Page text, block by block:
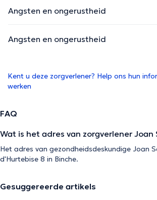
Angsten en ongerustheid
Angsten en ongerustheid
Kent u deze zorgverlener? Help ons hun
werken
FAQ
Wat is het adres van zorgverlener Joan
Het adres van gezondheidsdeskundige Joan
d'Hurtebise 8 in Binche.
Gesuggereerde artikels